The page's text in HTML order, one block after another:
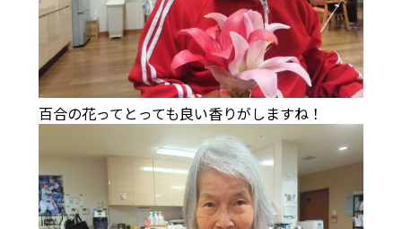
百合の花ってとっても良い香りがしますね！